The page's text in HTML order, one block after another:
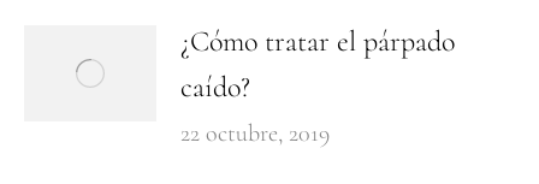
¿Cómo tratar el párpado
caído?
22 octubre, 2019